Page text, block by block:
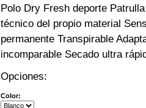
Polo Dry Fresh deporte
técnico del propio material
permanente Transpirable
incomparable Secado ultra
Opciones:
Color: